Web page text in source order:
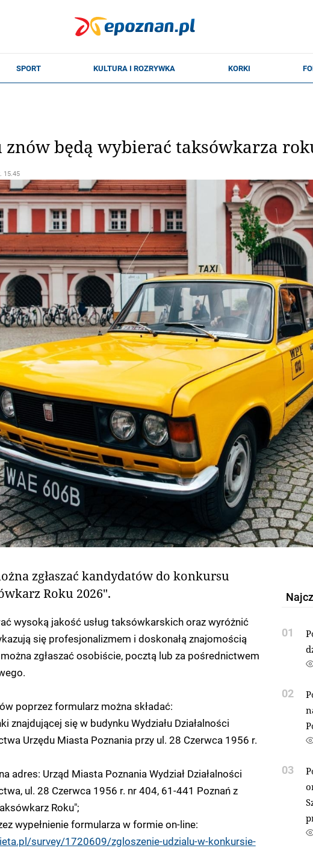
będą wybierać taksówkarza
15.45
zgłaszać kandydatów do konkursu
Roku 2026".
wysoką jakość usług taksówkarskich oraz wyróżnić
się profesjonalizmem i doskonałą znajomością
zgłaszać osobiście, pocztą lub za pośrednictwem
poprzez formularz można składać:
znajdującej się w budynku Wydziału Działalności
Urzędu Miasta Poznania przy ul. 28 Czerwca 1956 r.
adres: Urząd Miasta Poznania Wydział Działalności
ul. 28 Czerwca 1956 r. nr 404, 61-441 Poznań z
Roku";
wypełnienie formularza w formie on-line:
survey/1720609/zgloszenie-udzialu-w-konkursie-
01
02
03